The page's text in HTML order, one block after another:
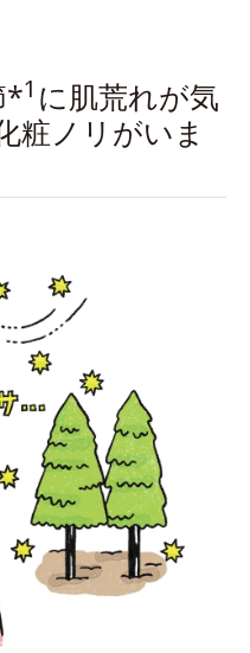
*1 に肌荒れが気
粧ノリがいま